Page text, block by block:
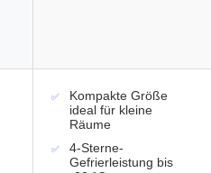
Kompakte Größe
ideal für kleine
Räume
4-Sterne-
Gefrierleistung bis